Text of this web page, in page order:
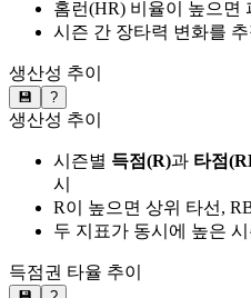
홈런(HR) 비율이 높으면
시즌 간 장타력 변화를
생산성 추이
💾 ?
생산성 추이
시즌별 득점(R)과 타점
시
R이 높으면 상위 타선,
두 지표가 동시에 높은
득점권 타율 추이